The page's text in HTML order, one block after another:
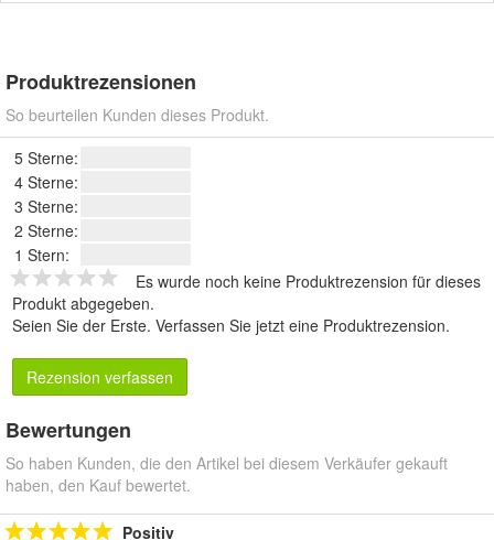
Produktrezensionen
So beurteilen Kunden dieses Produkt.
5 Sterne:
4 Sterne:
3 Sterne:
2 Sterne:
1 Stern:
Es wurde noch keine Produktrezension für dieses
Produkt abgegeben.
Seien Sie der Erste. Verfassen Sie jetzt eine Produktrezension.
Rezension verfassen
Bewertungen
So haben Kunden, die den Artikel bei diesem Verkäufer gekauft
haben, den Kauf bewertet.
Positiv